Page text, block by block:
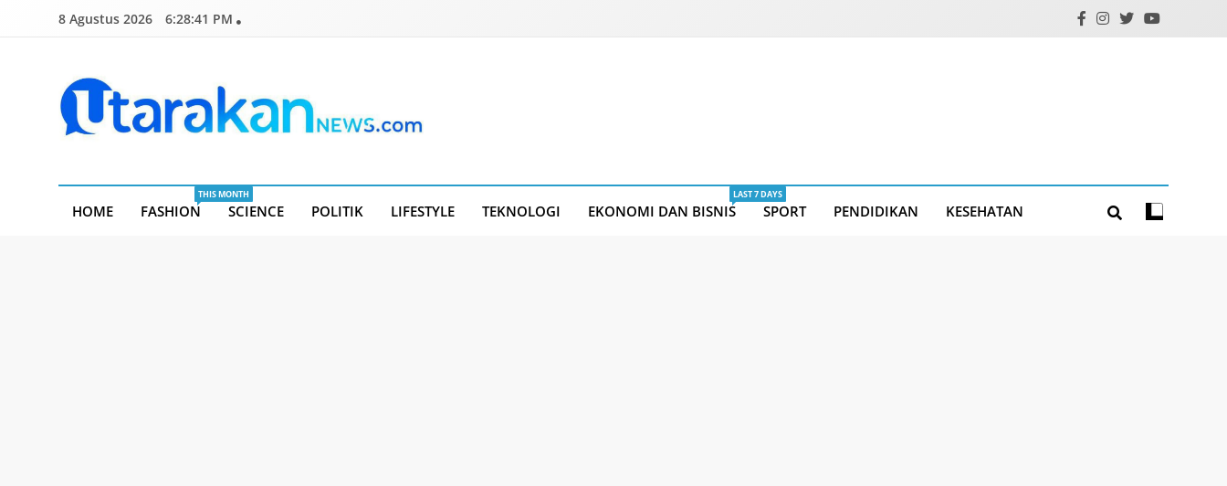
8 Agustus 2026 6:28:41 PM
HOME FASHION
THIS MONTH
SCIENCE POLITIK LIFESTYLE TEKNOLOGI EKONOMI DAN BISNIS
LAST 7 DAYS
SPORT PENDIDIKAN KESEHATAN